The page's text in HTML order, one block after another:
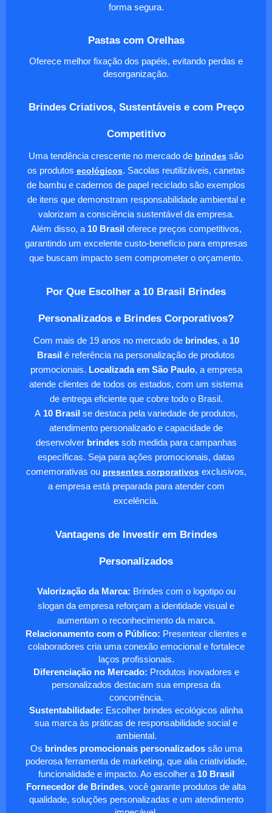
forma segura.
Pastas com Orelhas
Oferece melhor fixação dos papéis, evitando perdas e
desorganização.
Brindes Criativos, Sustentáveis e com Preço
Competitivo
Uma tendência crescente no mercado de brindes são
os produtos ecológicos. Sacolas reutilizáveis, canetas
de bambu e cadernos de papel reciclado são exemplos
de itens que demonstram responsabilidade ambiental e
valorizam a consciência sustentável da empresa.
Além disso, a 10 Brasiloferece preços competitivos,
garantindo um excelente custo-benefício para empresas
que buscam impacto sem comprometer o orçamento.
Por Que Escolher a 10 Brasil Brindes
Personalizados e Brindes Corporativos?
Com mais de 19 anos no mercado de brindes, a 10
Brasil é referência na personalização de produtos
promocionais. Localizada em São Paulo, a empresa
atende clientes de todos os estados, com um sistema
de entrega eficiente que cobre todo o Brasil.
A10 Brasilse destaca pela variedade de produtos,
atendimento personalizado e capacidade de
desenvolver brindessob medida para campanhas
específicas. Seja para ações promocionais, datas
comemorativas ou presentes corporativosexclusivos,
a empresa está preparada para atender com
excelência.
Vantagens de Investir em Brindes
Personalizados
Valorização da Marca: Brindes com o logotipo ou
slogan da empresa reforçam a identidade visual e
aumentam o reconhecimento da marca.
Relacionamento com o Público: Presentear clientes e
colaboradores cria uma conexão emocional e fortalece
laços profissionais.
Diferenciação no Mercado: Produtos inovadores e
personalizados destacam sua empresa da
concorrência.
Sustentabilidade: Escolher brindes ecológicos alinha
sua marca às práticas de responsabilidade social e
ambiental.
Os brindes promocionais personalizadossão uma
poderosa ferramenta de marketing, que alia criatividade,
funcionalidade e impacto. Ao escolher a 10 Brasil
Fornecedor de Brindes, você garante produtos de alta
qualidade, soluções personalizadas e um atendimento